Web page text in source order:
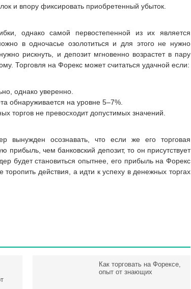
и впору фиксировать приобретенный убыток.
однако самой первостепенной из их является
в одночасье озолотиться и для этого не нужно
рискнуть, и депозит мгновенно возрастет в пару
Торговля на Форекс может считаться удачной если:
однако уверенно.
обнаруживается на уровне 5–7%.
торгов не превосходит допустимых значений.
вынужден осознавать, что если же его торговая
прибыль, чем банковский депозит, то он присутствует
будет становиться опытнее, его прибыль на Форекс
действия, а идти к успеху в денежных торгах
Как торговать на Форексе,
опыт от знающих